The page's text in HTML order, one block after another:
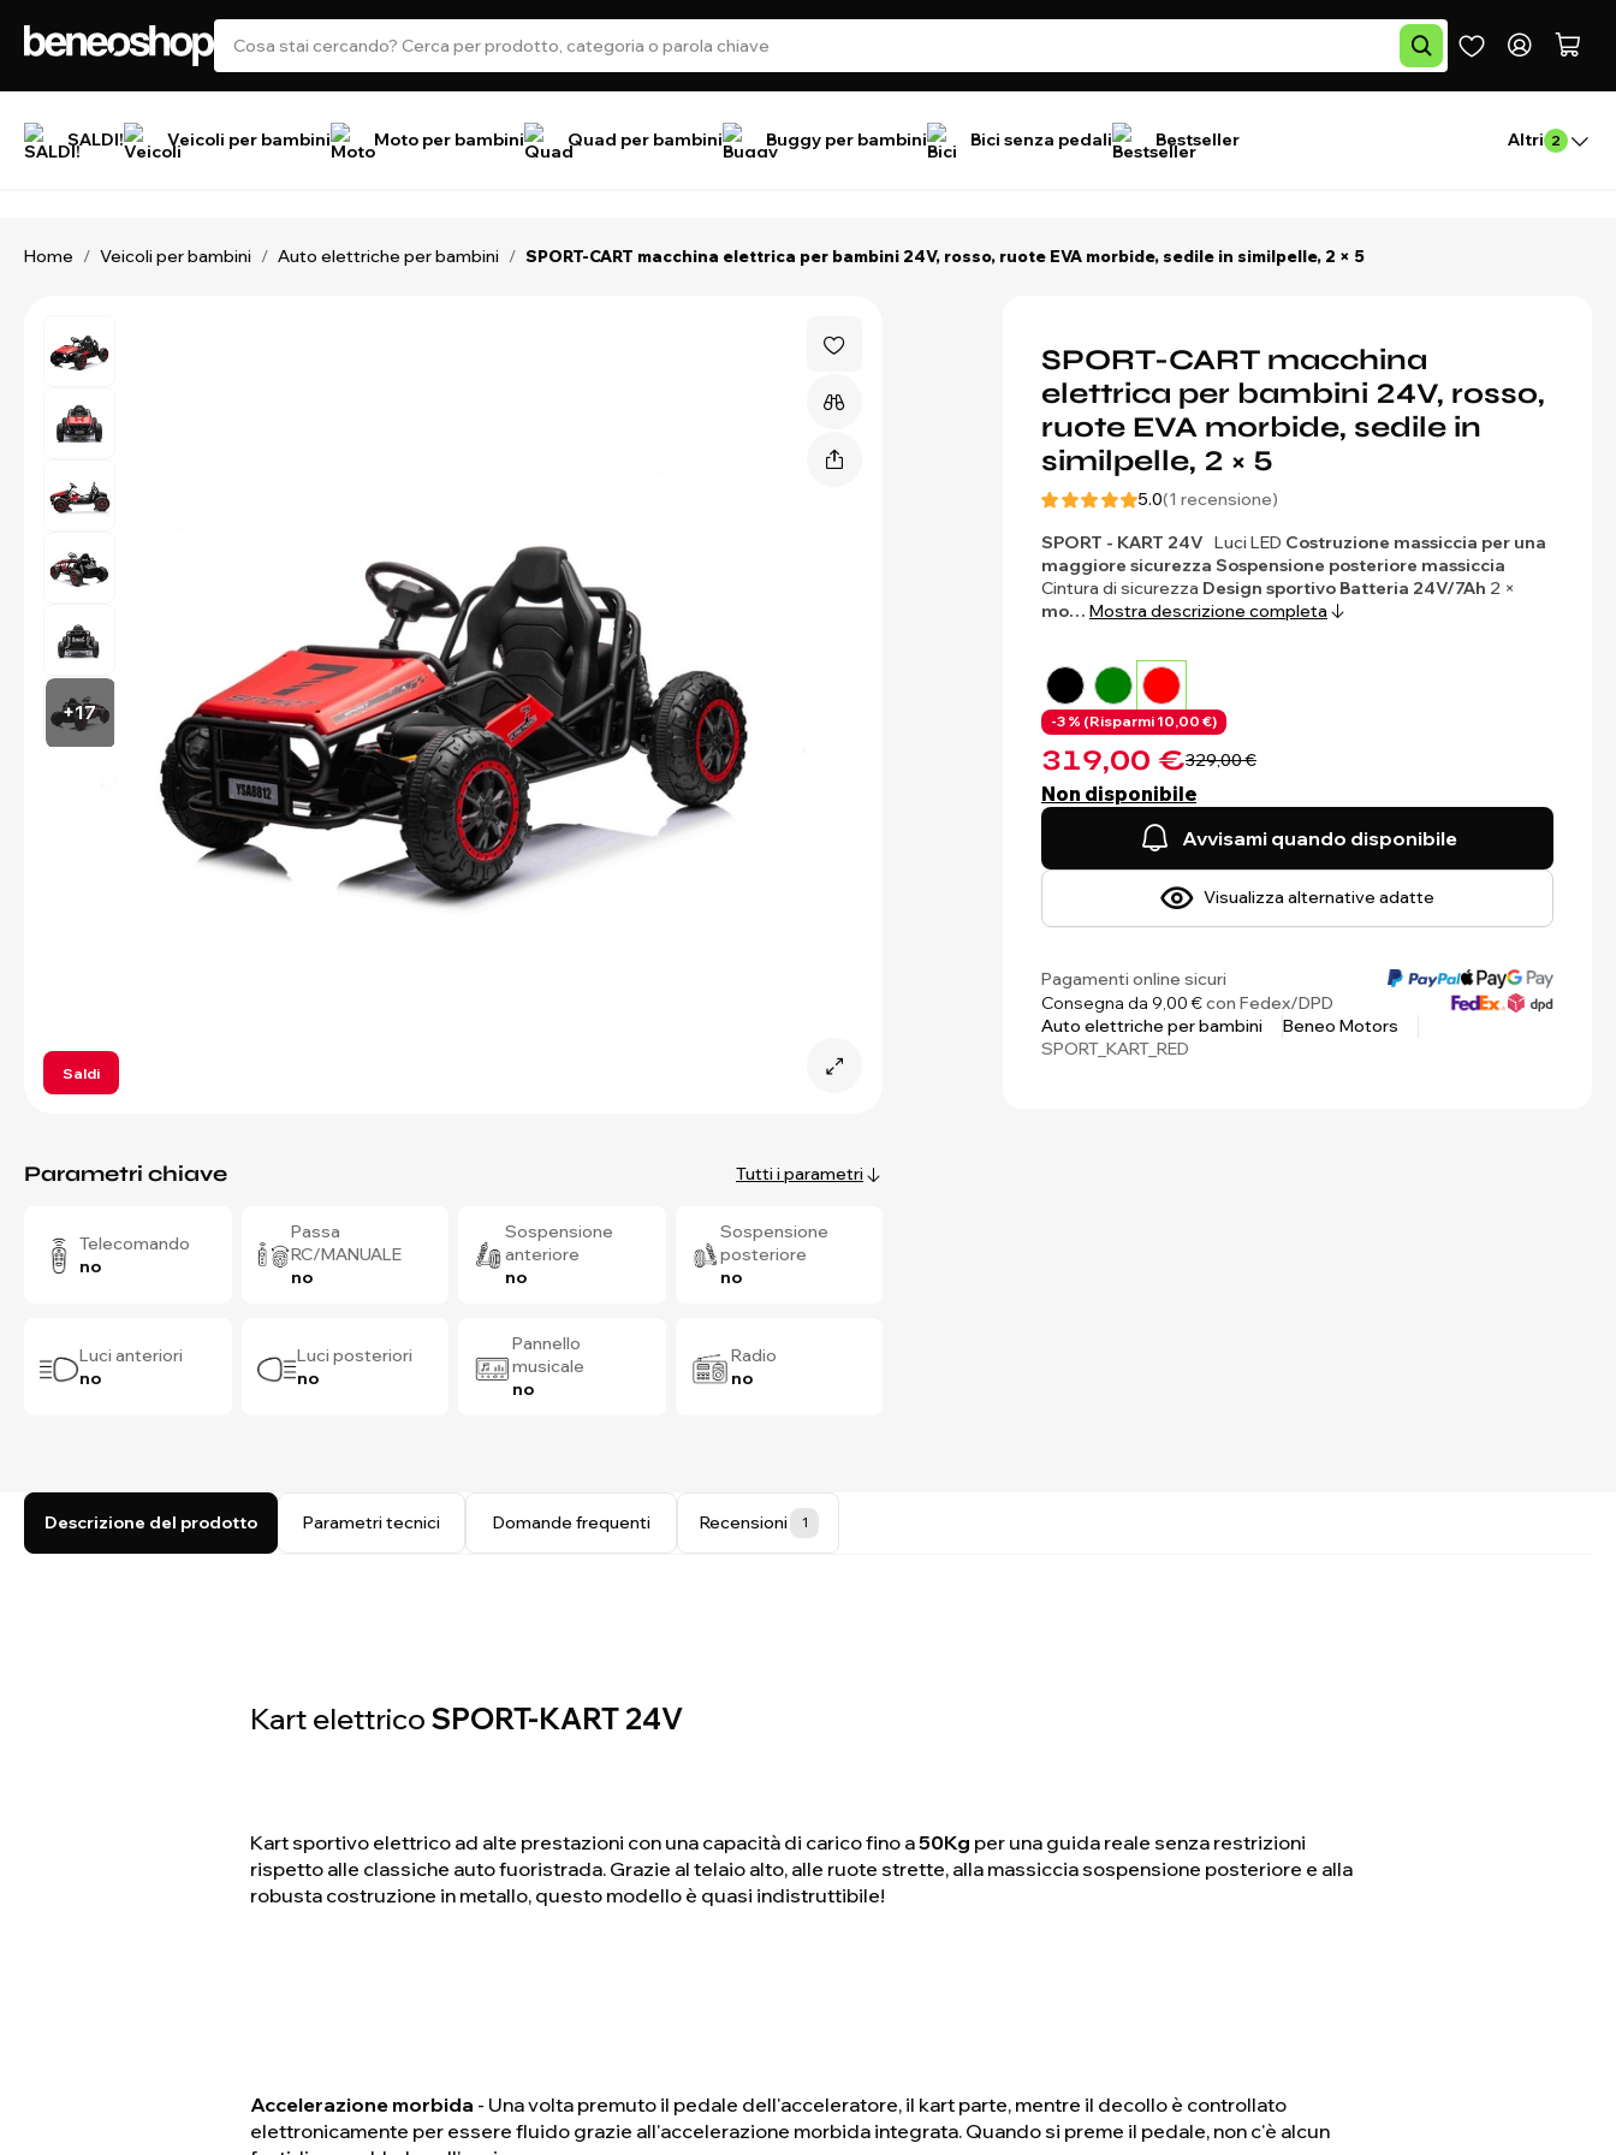
SALDI! Veicoli per bambini Moto per bambini Quad per bambini Buggy per bambini Bici senza pedali Bestseller Altri 2
Home / Veicoli per bambini / Auto elettriche per bambini / SPORT-CART macchina elettrica per bambini 24V, rosso, ruote EVA morbide, sedile in similpelle, 2 × 5
Saldi
+17
Parametri chiave Tutti i parametri
Telecomando
no
Passa
RC/MANUALE
no
Sospensione
anteriore
no
Sospensione
posteriore
no
Luci anteriori
no
Luci posteriori
no
Pannello
musicale
no
Radio
no
SPORT-CART macchina
elettrica per bambini 24V, rosso,
ruote EVA morbide, sedile in
similpelle, 2 × 5
5.0(1 recensione)
SPORT - KART 24V Luci LED Costruzione massiccia per una
maggiore sicurezza Sospensione posteriore massiccia
Cintura di sicurezza Design sportivo Batteria 24V/7Ah 2 ×
mo… Mostra descrizione completa
-3 % (Risparmi 10,00 €)
319,00 €329,00 €
Non disponibile
Avvisami quando disponibile
Visualizza alternative adatte
Pagamenti online sicuri
Consegna da 9,00 €con Fedex/DPD
Auto elettriche per bambini
Beneo Motors
SPORT_KART_RED
Descrizione del prodotto Parametri tecnici Domande frequenti Recensioni 1
Kart elettrico SPORT-KART 24V
Kart sportivo elettrico ad alte prestazioni con una capacità di carico fino a50Kg per una guida reale senza restrizioni
rispetto alle classiche auto fuoristrada. Grazie al telaio alto, alle ruote strette, alla massiccia sospensione posteriore e alla
robusta costruzione in metallo, questo modello è quasi indistruttibile!
Accelerazione morbida - Una volta premuto il pedale dell'acceleratore, il kart parte, mentre il decollo è controllato
elettronicamente per essere fluido grazie all'accelerazione morbida integrata. Quando si preme il pedale, non c'è alcun